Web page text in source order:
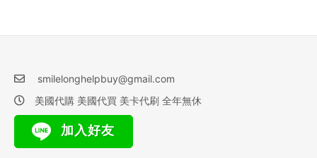
smilelonghelpbuy@gmail.com
美國代購 美國代買 美卡代刷 全年無休
加入好友